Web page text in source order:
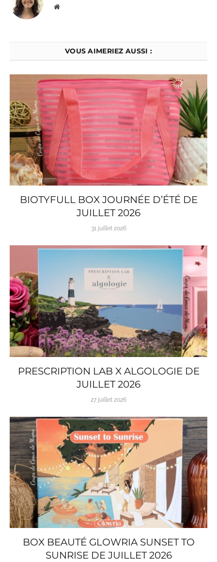
Website
VOUS AIMERIEZ AUSSI :
BIOTYFULL BOX JOURNÉE D’ÉTÉ DE
JUILLET 2026
31 juillet 2026
PRESCRIPTION LAB X ALGOLOGIE DE
JUILLET 2026
27 juillet 2026
BOX BEAUTÉ GLOWRIA SUNSET TO
SUNRISE DE JUILLET 2026